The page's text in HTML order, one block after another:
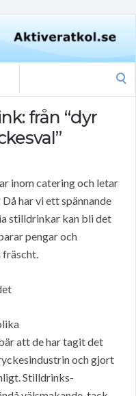
från “dyr
inom catering och letar
har vi ett spännande
stilldrinkar kan bli det
pengar och
fräscht.
att de har tagit det
och gjort
Stilldrinks-